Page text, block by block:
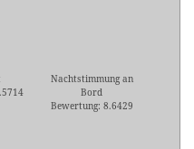
Nachtstimmung an
Bord
Bewertung: 8.6429